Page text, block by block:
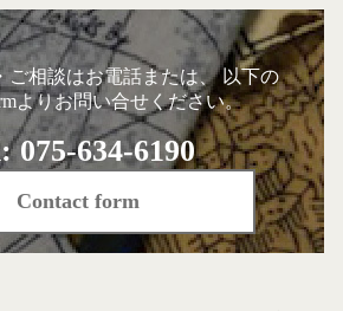
ご相談はお電話または、 以下の
よりお問い合せください。
075-634-6190
Contact form